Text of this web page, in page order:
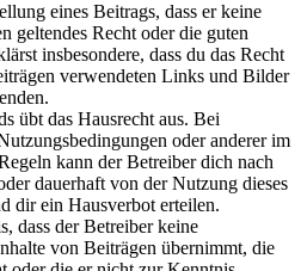
eines Beitrags, dass er keine
geltendes Recht oder die guten
insbesondere, dass du das Recht
verwendeten Links und Bilder
übt das Hausrecht aus. Bei
oder anderer im
kann der Betreiber dich nach
dauerhaft von der Nutzung dieses
dir ein Hausverbot erteilen.
dass der Betreiber keine
von Beiträgen übernimmt, die